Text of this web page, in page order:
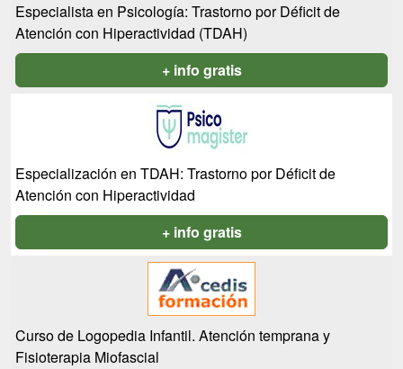
Especialista en Psicología: Trastorno por Déficit de
Atención con Hiperactividad (TDAH)
+ info gratis
Especialización en TDAH: Trastorno por Déficit de
Atención con Hiperactividad
+ info gratis
Curso de Logopedia Infantil. Atención temprana y
Fisioterapia Miofascial